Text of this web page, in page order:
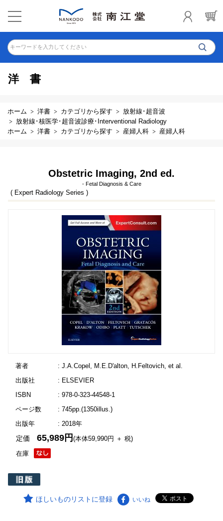
キーワードを入力してください
洋書
ホーム 洋書 カテゴリから探す
放射線･超音波
放射線･核医学･超音波診療･Interventional Radiology
ホーム
洋書 カテゴリから探す 産婦人科 産婦人科
Obstetric Imaging, 2nd ed.
- Fetal Diagnosis & Care
( Expert Radiology Series )
著者
: J.A.Copel, M.E.D'alton, H.Feltovich, et al.
出版社
: ELSEVIER
ISBN
: 978-0-323-44548-1
ページ数
: 745pp.(1350illus.)
出版年
: 2018年
在庫
定価65,989円(本体59,990円 ＋ 税)
ほしいものリストに登録 いいね